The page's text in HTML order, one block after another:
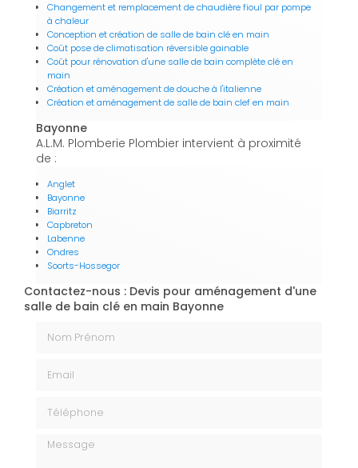
Changement et remplacement de chaudière fioul par pompe
à chaleur
Conception et création de salle de bain clé en main
Coût pose de climatisation réversible gainable
Coût pour rénovation d'une salle de bain complète clé en
main
Création et aménagement de douche à l'italienne
Création et aménagement de salle de bain clef en main
Bayonne
A.L.M. Plomberie Plombier intervient à proximité
de :
Anglet
Bayonne
Biarritz
Capbreton
Labenne
Ondres
Soorts-Hossegor
Contactez-nous : Devis pour aménagement d'une
salle de bain clé en main Bayonne
Message